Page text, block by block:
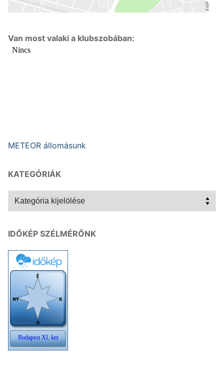
Van most valaki a klubszobában:
METEOR állomásunk
KATEGÓRIÁK
Kategóriák
IDŐKÉP SZÉLMÉRŐNK